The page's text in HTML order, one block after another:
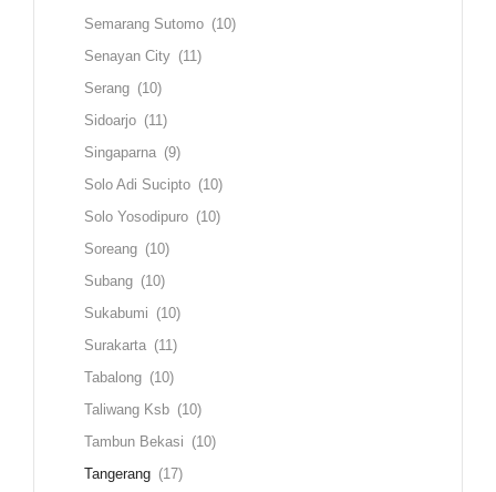
Semarang Sutomo (10)
Senayan City (11)
Serang (10)
Sidoarjo (11)
Singaparna (9)
Solo Adi Sucipto (10)
Solo Yosodipuro (10)
Soreang (10)
Subang (10)
Sukabumi (10)
Surakarta (11)
Tabalong (10)
Taliwang Ksb (10)
Tambun Bekasi (10)
Tangerang (17)